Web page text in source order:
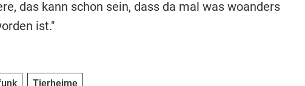
das kann schon sein, dass da mal was woanders
ist."
Tierheime